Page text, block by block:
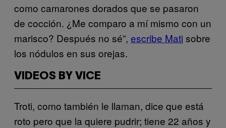
como camarones dorados que se pasaron
de cocción. ¿Me comparo a mí mismo con un
marisco? Después no sé”, escribe Mati sobre
los nódulos en sus orejas.
VIDEOS BY VICE
Troti, como también le llaman, dice que está
roto pero que la quiere pudrir; tiene 22 años y